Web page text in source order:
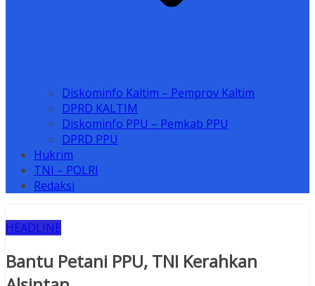
Diskominfo Kaltim – Pemprov Kaltim
DPRD KALTIM
Diskominfo PPU – Pemkab PPU
DPRD PPU
Hukrim
TNI – POLRI
Redaksi
HEADLINE
Bantu Petani PPU, TNI Kerahkan